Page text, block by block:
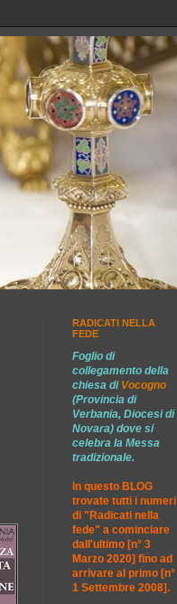
RADICATI NELLA
FEDE
Foglio di
collegamento della
chiesa di Vocogno
(Provincia di
Verbania, Diocesi di
Novara) dove si
celebra la Messa
tradizionale.
In questo BLOG
trovate tutti i numeri
di "Radicati nella
fede" a cominciare
dall'ultimo [n° 3
Marzo 2020] fino ad
arrivare al primo [n°
1 Settembre 2008].